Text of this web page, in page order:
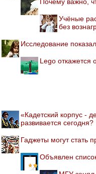
Учёные
без
Исследование
Lego откажется
«Кадетский корпус -
развивается сегодня?
Гаджеты могут стать
Объявлен